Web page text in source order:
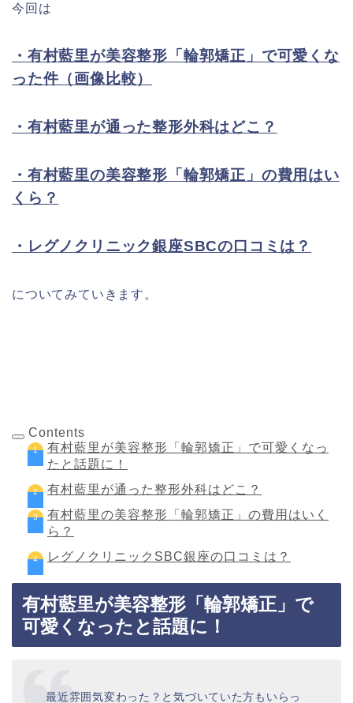
今回は
・有村藍里が美容整形「輪郭矯正」で可愛くな
った件（画像比較）
・有村藍里が通った整形外科はどこ？
・有村藍里の美容整形「輪郭矯正」の費用はい
くら？
・レグノクリニック銀座SBCの口コミは？
についてみていきます。
Contents
有村藍里が美容整形「輪郭矯正」で可愛くなっ
たと話題に！
有村藍里が通った整形外科はどこ？
有村藍里の美容整形「輪郭矯正」の費用はいく
ら？
レグノクリニックSBC銀座の口コミは？
有村藍里が美容整形「輪郭矯正」で
可愛くなったと話題に！
最近雰囲気変わった？と気づいていた方もいらっ